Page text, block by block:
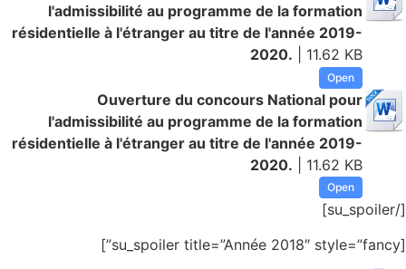
l'admissibilité au programme de la formation
résidentielle à l'étranger au titre de l'année 2019-
2020. | 11.62 KB
Open
Ouverture du concours National pour
l'admissibilité au programme de la formation
résidentielle à l'étranger au titre de l'année 2019-
2020. | 11.62 KB
Open
[/su_spoiler]
[su_spoiler title=”Année 2018″ style=”fancy”]